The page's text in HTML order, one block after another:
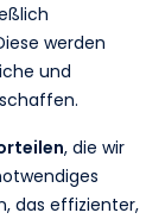
werden
und
, die wir
das effizienter,